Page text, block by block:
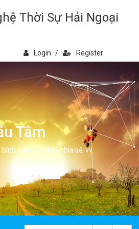
Thời Sự Hải Ngoại
Login / Register
Tâm
luân, học hỏi, chia sẻ, vv.